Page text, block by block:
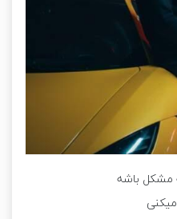
مشکل باشه
میکنی